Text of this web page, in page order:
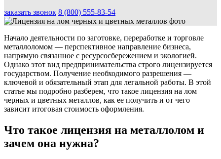
заказать звонок 8 (800) 555-83-54
Начало деятельности по заготовке, переработке и торговле
металлоломом — перспективное направление бизнеса,
напрямую связанное с ресурсосбережением и экологией.
Однако этот вид предпринимательства строго лицензируется
государством. Получение необходимого разрешения —
ключевой и обязательный этап для легальной работы. В этой
статье мы подробно разберем, что такое лицензия на лом
черных и цветных металлов, как ее получить и от чего
зависит итоговая стоимость оформления.
Что такое лицензия на металлолом и
зачем она нужна?